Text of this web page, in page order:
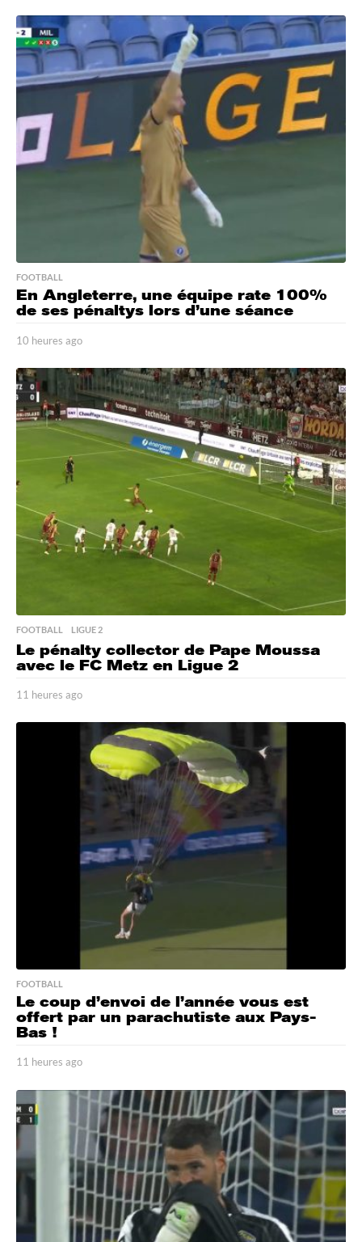
FOOTBALL
En Angleterre, une équipe rate 100%
de ses pénaltys lors d’une séance
10 heures ago
h
r
e
FOOTBALL ,LIGUE 2
Le pénalty collector de Pape Moussa
avec le FC Metz en Ligue 2
11 heures ago
h
e
o
FOOTBALL
Le coup d’envoi de l’année vous est
offert par un parachutiste aux Pays-
Bas !
11 heures ago
h
u
r
e
s
a
o